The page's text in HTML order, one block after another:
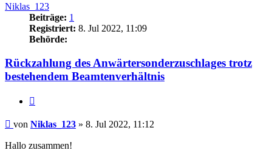
Niklas_123
Beiträge: 1
Registriert: 8. Jul 2022, 11:09
Behörde:
Rückzahlung des Anwärtersonderzuschlages trotz
bestehendem Beamtenverhältnis
Beitrag
von Niklas_123 » 8. Jul 2022, 11:12
Hallo zusammen!